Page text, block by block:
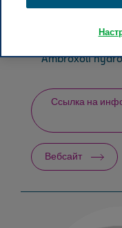
Активный
Ambroxoli
Ссылка на
Вебсайт